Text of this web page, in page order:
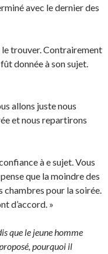
avec le dernier des
le trouver. Contrairement
donnée à son sujet.
allons juste nous
et nous repartirons
à e sujet. Vous
que la moindre des
chambres pour la soirée.
d’accord. »
que le jeune homme
pourquoi il